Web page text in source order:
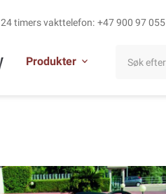
24 timers vakttelefon: +47 900 97 055
Produkter